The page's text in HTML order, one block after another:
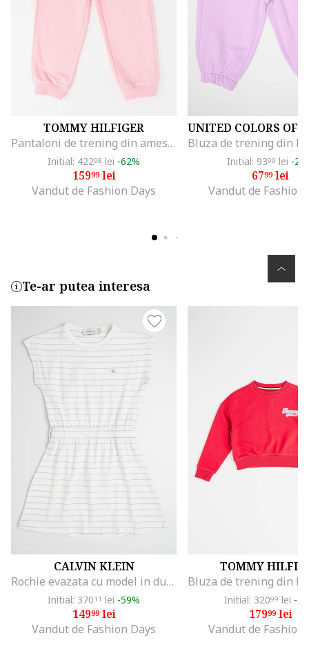
TOMMY HILFIGER
Pantaloni de trening din amestec de bumbac organic cu buzunare laterale, Roz pastel
Initial: 42298 lei -62%
15999lei
Vandut de Fashion Days
Initial: 9399 lei -
6799lei
Vandut de Fashion
Te-ar putea interesa
CALVIN KLEIN
Rochie evazata cu model in dungi, Alb fildes/Lila
Initial: 37011 lei -59%
14999lei
Vandut de Fashion Days
TOMMY
Initial: 32099 lei -
17999lei
Vandut de Fashion